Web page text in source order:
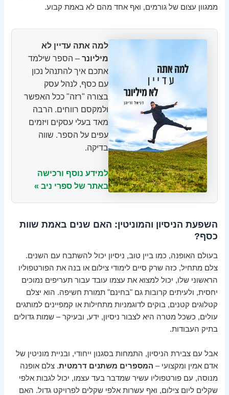
ממגוון עצום של גורמים, ואף אחד מהם לא באמת קבוע.
למה אתה עדיין לא
מיליונר – הספר שילמד
אתכם איך להתנהל נכון
עם כסף, לנהל עסק
בצורה "רזה" ככל האפשר
ולמקסם רווחים. הרבה
מאד בעלי עסקים ויזמים
עפים על הספר. שווה
בדיקה.
למידע נוסף ורכישה
באתר של ספרי ניב »
השפעת הניסיון והמוניטין: האם שנים באמת שוות
כסף?
בעולם האופנה, כמו ביין טוב, ניסיון יכול להשתבח עם השנים.
צלם מתחיל, כזה שרק סיים לימודי צילום או בנה את הפורטפוליו
הראשוני שלו, יכול למצוא את עצמו עובד עבור תעריפים נמוכים
יחסית, ולעיתים קרובות גם "בחינם" תמורת חשיפה. הוא יצלם
קטלוגים קטנים, בוקים לדוגמניות מתחילות או קמפיינים למותגים
עולים, כשכל מטרה היא לצבור ניסיון, ידע, ובעיקר – שמות גדולים
בתיק העבודות.
אבל עם צבירת הניסיון, התמחות בסגנון ייחודי, ובניית מוניטין של
אדם אמין ומקצועי – המספרים משתנים דרמטית. צלם אופנה
מנוסה, עם פורטפוליו עשיר שמדבר בעד עצמו, יכול לגבות אלפי
שקלים ליום צילום, ואף עשרות אלפי שקלים לפרויקט גדול. האם